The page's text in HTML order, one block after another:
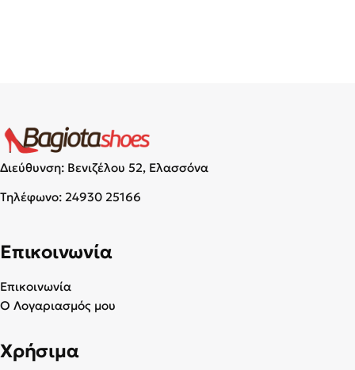
Διεύθυνση: Βενιζέλου 52, Ελασσόνα
Τηλέφωνο: 24930 25166
Επικοινωνία
Επικοινωνία
Ο Λογαριασμός μου
Χρήσιμα